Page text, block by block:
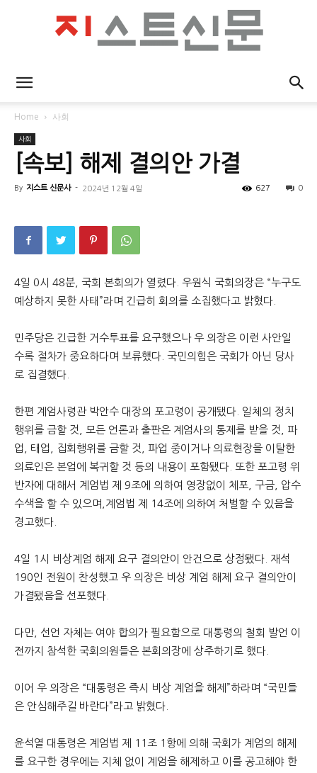
스
신
문
Home 사회
사회
[속보] 해제 결의안 가결
By 지스트 신문사 - 2024년 12월 4일 0
627
4일 0시 48분, 국회 본회의가 열렸다. 우원식 국회의장은 “누구도
예상하지 못한 사태”라며 긴급히 회의를 소집했다고 밝혔다.
민주당은 긴급한 거수투표를 요구했으나 우 의장은 이런 사안일
수록 절차가 중요하다며 보류했다. 국민의힘은 국회가 아닌 당사
로 집결했다.
한편 계엄사령관 박안수 대장의 포고령이 공개됐다. 일체의 정치
행위를 금할 것, 모든 언론과 출판은 계엄사의 통제를 받을 것, 파
업, 태업, 집회행위를 금할 것, 파업 중이거나 의료현장을 이탈한
의료인은 본업에 복귀할 것 등의 내용이 포함됐다. 또한 포고령 위
반자에 대해서 계엄법 제 9조에 의하여 영장없이 체포, 구금, 압수
수색을 할 수 있으며,계엄법 제 14조에 의하여 처벌할 수 있음을
경고했다.
4일 1시 비상계엄 해제 요구 결의안이 안건으로 상정됐다. 재석
190인 전원이 찬성했고 우 의장은 비상 계엄 해제 요구 결의안이
가결됐음을 선포했다.
다만, 선언 자체는 여야 합의가 필요함으로 대통령의 철회 발언 이
전까지 참석한 국회의원들은 본회의장에 상주하기로 했다.
이어 우 의장은 “대통령은 즉시 비상 계엄을 해제”하라며 “국민들
은 안심해주길 바란다”라고 밝혔다.
윤석열 대통령은 계엄법 제 11조 1항에 의해 국회가 계엄의 해제
를 요구한 경우에는 지체 없이 계엄을 해제하고 이를 공고해야 한